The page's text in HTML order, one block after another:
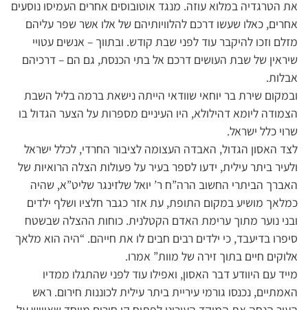
את הטרגדיה במלוא עוזה. מנגד אוטובוסים אחרים העמיסו נוסעים
אחרים, כאלו שעשו דרכם להלוויותיהם של אלו אשר שפר עליהם
מזלם וזכו להיקבר עוד לפני שבת קודש. ובתווך – אנשים עטויי
שיראין של שבת העושים דרכם אל בתי הכנסת, גם הם – דרכיהם
אבלות.
ובמקום שירת בר יוחאי שוודאי הייתה נישאת ברמה בליל השבת
הצמודה ליומא דהילולא, היו העיניים מספרות על הצער הגדול בו
שרוי כלל ישראל.
לצד האסון הגדול, האבדה העצומה לציבור החרדי, לכלל ישראל
ולעיר ביתר עילית, ידעו לספר בעיר על פעולות הצלה הרואיות של
האברך הביתרי החשוב הרה”ח ר’ יואל שלזינגר שליט”א, שהיה
כמלאך מושיע במקום התופת, עת אזר כגבר חלציו ושלף ילדים
ובני נוער מתוך ערימת האדם הקטלנית. כוחות ההצלה שבשטח
סיפרו בדיעבד, כי ילדים רבים חבים לו את חייהם. “היה הוא מלאך
אלוקים חיים בתוך זירה של מוות” אמרו.
מייד עם היוודע דבר האסון, ואפילו עוד לפני שהתגלו ממדיו
האמתיים, נכנסו גורמי עיריית ביתר עילית לכוננות חירום. ראש